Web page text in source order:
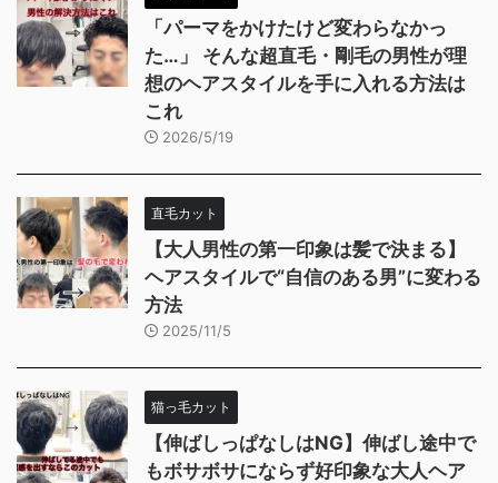
「パーマをかけたけど変わらなかっ
た…」 そんな超直毛・剛毛の男性が理
想のヘアスタイルを手に入れる方法は
これ
2026/5/19
直毛カット
【大人男性の第一印象は髪で決まる】
ヘアスタイルで“自信のある男”に変わる
方法
2025/11/5
猫っ毛カット
【伸ばしっぱなしはNG】伸ばし途中で
もボサボサにならず好印象な大人ヘア